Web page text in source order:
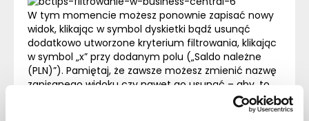
W tym momencie możesz ponownie zapisać nowy
widok, klikając w symbol dyskietki bądź usunąć
dodatkowo utworzone kryterium filtrowania, klikając
w symbol „x” przy dodanym polu („Saldo należne
(PLN)”). Pamiętaj, że zawsze możesz zmienić nazwę
zapisanego widoku czy nawet go usunąć – aby, to
zrobić wystarczy, że klikniesz w symbol trzech kropek